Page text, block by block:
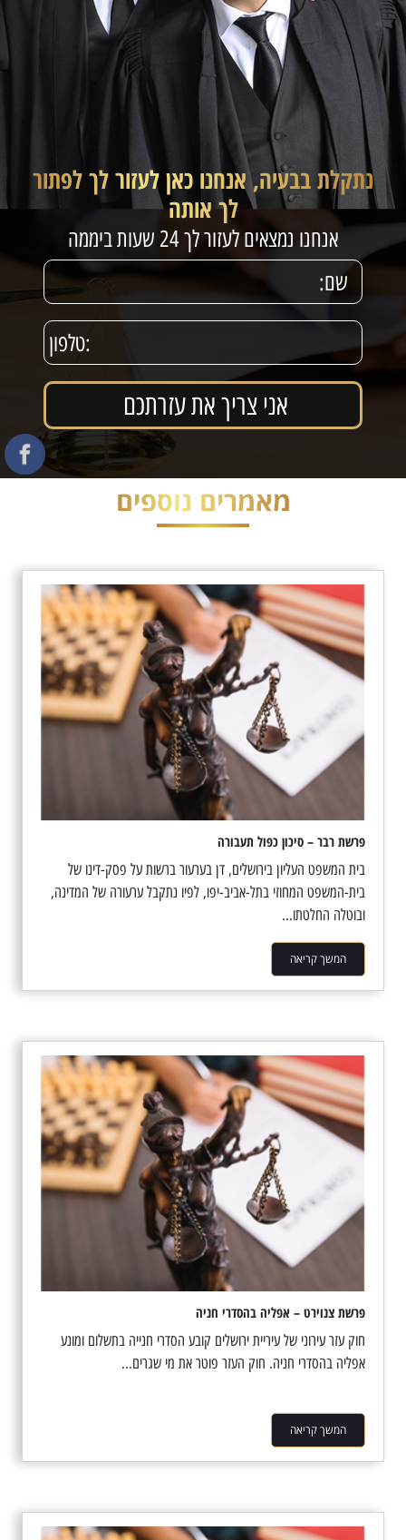
נתקלת בבעיה, אנחנו כאן לעזור לך לפתור
לך אותה
אנחנו נמצאים לעזור לך 24 שעות ביממה
מאמרים נוספים
פרשת רבר – סיכון כפול תעבורה
בית המשפט העליון בירושלים, דן בערעור ברשות על פסק-דינו של
בית-המשפט המחוזי בתל-אביב-יפו, לפיו נתקבל ערעורה של המדינה,
ובוטלה החלטתו...
המשך קריאה
פרשת צנוירט – אפליה בהסדרי חניה
חוק עזר עירוני של עיריית ירושלים קובע הסדרי חנייה בתשלום ומונע
אפליה בהסדרי חניה. חוק העזר פוטר את מי שגרים...
המשך קריאה